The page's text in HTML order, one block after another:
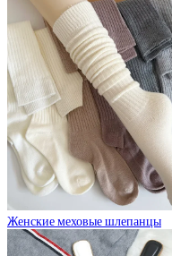
Женские меховые шлепанцы